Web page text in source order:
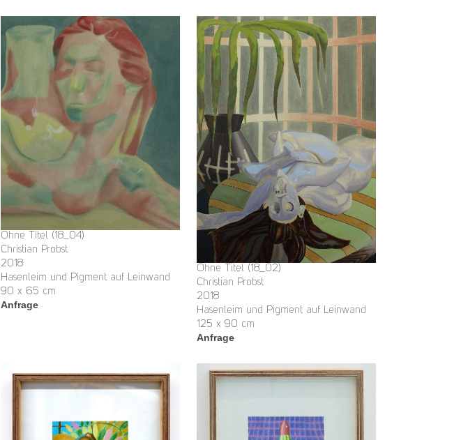
Ohne Titel (18_04)
Christian Probst
2018
Hasenleim und Pigment auf Leinwand
90 x 65 cm
Anfrage
Ohne Titel (18_02)
Christian Probst
2018
Hasenleim und Pigment auf Leinwand
125 x 90 cm
Anfrage